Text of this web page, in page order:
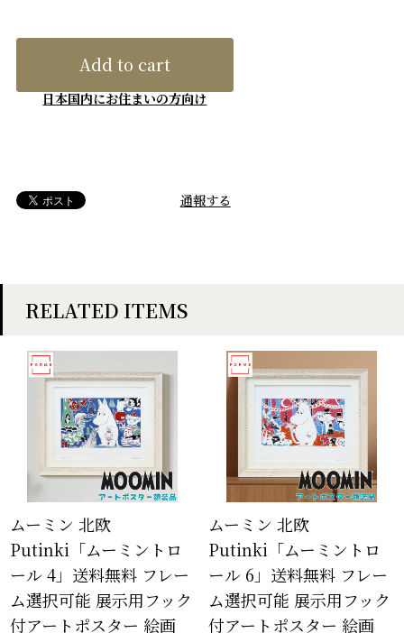
Add to cart
日本国内にお住まいの方向け
通報する
RELATED ITEMS
ムーミン 北欧
Putinki「ムーミントロ
ール 4」送料無料 フレー
ム選択可能 展示用フック
付アートポスター 絵画
ムーミン 北欧
Putinki「ムーミントロ
ール 6」送料無料 フレー
ム選択可能 展示用フック
付アートポスター 絵画